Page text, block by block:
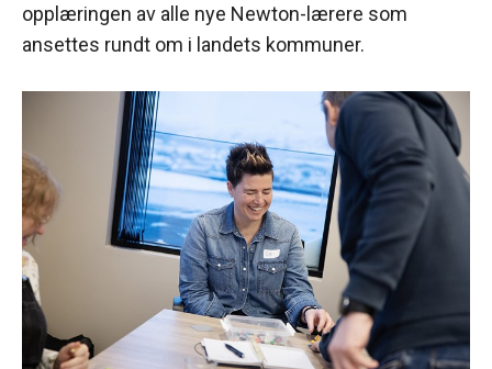
opplæringen av alle nye Newton-lærere som
ansettes rundt om i landets kommuner.